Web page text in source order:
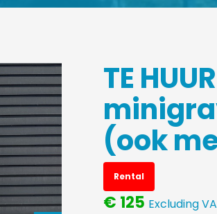
TE
(ook
Rental
€ 125 Excluding